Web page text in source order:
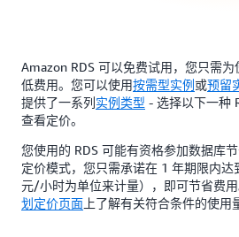
Amazon RDS 可以免费试用，您只需
低费用。您可以使用按需型实例或预留
提供了一系列实例类型 - 选择以下一种
查看定价。
您使用的 RDS 可能有资格参加数据库
定价模式，您只需承诺在 1 年期限内
元/小时为单位来计量），即可节省费
划定价页面 上了解有关符合条件的使用